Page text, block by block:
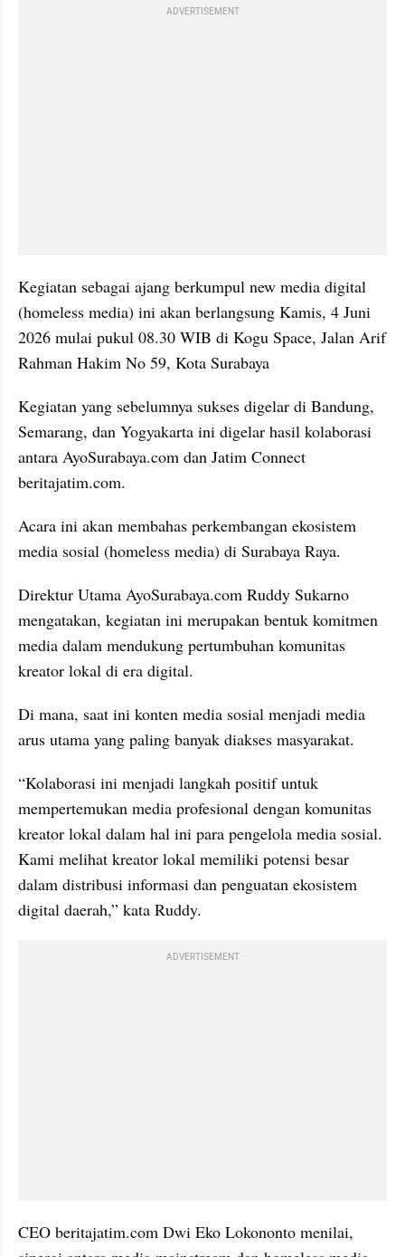
ADVERTISEMENT
Kegiatan sebagai ajang berkumpul new media digital
(homeless media) ini akan berlangsung Kamis, 4 Juni
2026 mulai pukul 08.30 WIB di Kogu Space, Jalan Arif
Rahman Hakim No 59, Kota Surabaya
Kegiatan yang sebelumnya sukses digelar di Bandung,
Semarang, dan Yogyakarta ini digelar hasil kolaborasi
antara AyoSurabaya.com dan Jatim Connect
beritajatim.com.
Acara ini akan membahas perkembangan ekosistem
media sosial (homeless media) di Surabaya Raya.
Direktur Utama AyoSurabaya.com Ruddy Sukarno
mengatakan, kegiatan ini merupakan bentuk komitmen
media dalam mendukung pertumbuhan komunitas
kreator lokal di era digital.
Di mana, saat ini konten media sosial menjadi media
arus utama yang paling banyak diakses masyarakat.
“Kolaborasi ini menjadi langkah positif untuk
mempertemukan media profesional dengan komunitas
kreator lokal dalam hal ini para pengelola media sosial.
Kami melihat kreator lokal memiliki potensi besar
dalam distribusi informasi dan penguatan ekosistem
digital daerah,” kata Ruddy.
ADVERTISEMENT
CEO beritajatim.com Dwi Eko Lokononto menilai,